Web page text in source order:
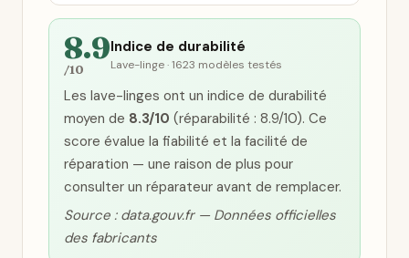
8.9
/10
Indice de durabilité
Lave-linge · 1623 modèles testés
Les lave-linges ont un indice de durabilité
moyen de 8.3/10 (réparabilité : 8.9/10). Ce
score évalue la fiabilité et la facilité de
réparation — une raison de plus pour
consulter un réparateur avant de remplacer.
Source : data.gouv.fr — Données officielles
des fabricants